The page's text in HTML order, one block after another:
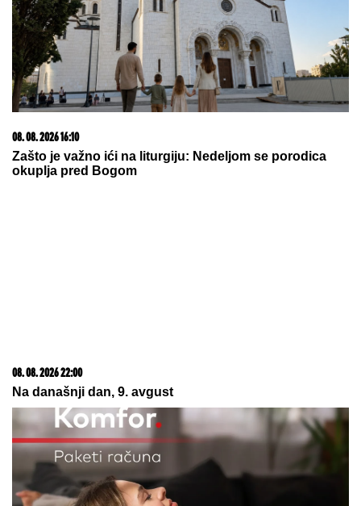
08. 08. 2026 16:10
Zašto je važno ići na liturgiju: Nedeljom se porodica
okuplja pred Bogom
08. 08. 2026 22:00
Na današnji dan, 9. avgust